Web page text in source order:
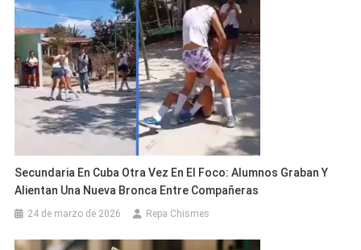
Secundaria En Cuba Otra Vez En El Foco: Alumnos Graban Y
Alientan Una Nueva Bronca Entre Compañeras
24 de marzo de 2026 Repa Chismes